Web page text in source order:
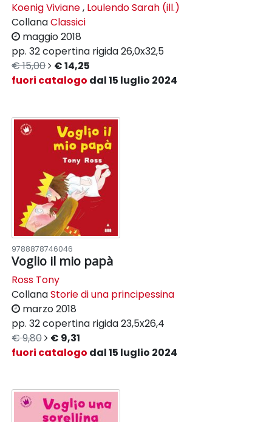
Koenig Viviane, Loulendo Sarah (ill.)
CollanaClassici
maggio 2018
pp. 32copertina rigida26,0x32,5
€ 15,00
€ 14,25
fuori catalogo dal 15 luglio 2024
9788878746046
Voglio il mio papà
Ross Tony
CollanaStorie di una principessina
marzo 2018
pp. 32copertina rigida23,5x26,4
€ 9,80
€ 9,31
fuori catalogo dal 15 luglio 2024